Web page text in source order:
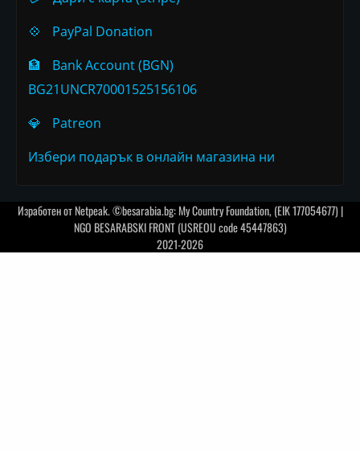
💠
PayPal Donation
🏦
Bank Account (BGN)
BG21UNCR70001525156106
💎
Patreon
Избери подарък в онлайн магазина ни
Изработен отNetpeak. ©besarabia.bg: My Country Foundation, (EIK 177054677) |
NGO BESARABSKI FRONT (USREOU code 45447863)
2021-2026